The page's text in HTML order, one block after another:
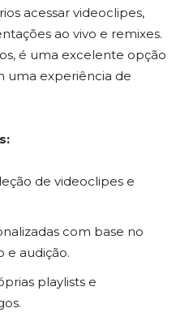
acessar videoclipes,
ao vivo e remixes.
é uma excelente opção
uma experiência de
de videoclipes e
com base no
e audição.
playlists e